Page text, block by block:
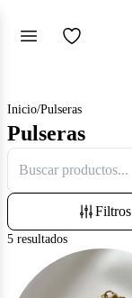
Inicio/Pulseras
Pulseras
Filtros
5 resultados